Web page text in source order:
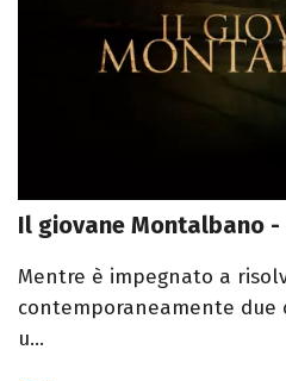
Il giovane Montalbano
Mentre è impegnato a
contemporaneamente due
u...